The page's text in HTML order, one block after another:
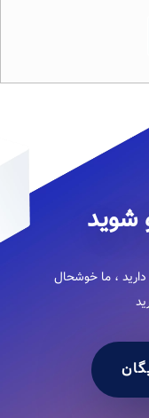
شوید
دارید ، ما خوشحال